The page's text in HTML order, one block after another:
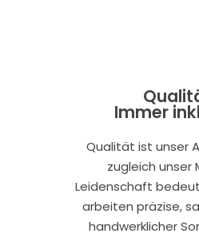
Immer
Qualität ist unser
zugleich unser
Leidenschaft
arbeiten präzise,
handwerklicher